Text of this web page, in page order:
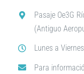
Pasaje Oe3G
(Antiguo
Lunes a
Para